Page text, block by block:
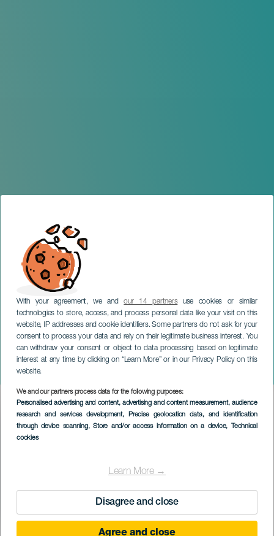
With your agreement, we andour 14 partnersuse cookies or similar
technologies to store, access, and process personal data like your visit on this
website, IP addresses and cookie identifiers. Some partners do not ask for your
consent to process your data and rely on their legitimate business interest. You
can withdraw your consent or object to data processing based on legitimate
interest at any time by clicking on “Learn More” or in our Privacy Policy on this
website.
We and our partners process data for the following purposes:
Personalised advertising and content, advertising and content measurement, audience
research and services development, Precise geolocation data, and identification
through device scanning, Store and/or access information on a device, Technical
cookies
Learn More →
Disagree and close
Agree and close
Mini Arico Trail
TENERIFE
Imagen
Listado